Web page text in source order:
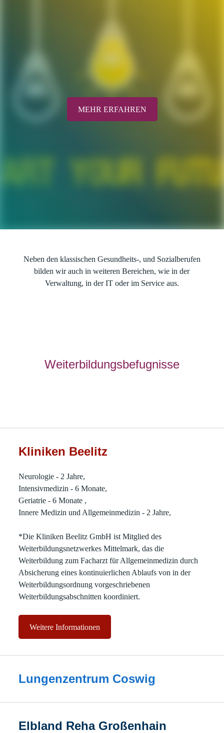
MEHR ERFAHREN
Neben den klassischen Gesundheits-, und Sozialberufen
bilden wir auch in weiteren Bereichen, wie in der
Verwaltung, in der IT oder im Service aus.
Weiterbildungsbefugnisse
Kliniken Beelitz
Neurologie - 2 Jahre,
Intensivmedizin - 6 Monate,
Geriatrie - 6 Monate ,
Innere Medizin und Allgemeinmedizin - 2 Jahre,
*Die Kliniken Beelitz GmbH ist Mitglied des
Weiterbildungsnetzwerkes Mittelmark, das die
Weiterbildung zum Facharzt für Allgemeinmedizin durch
Absicherung eines kontinuierlichen Ablaufs von in der
Weiterbildungsordnung vorgeschriebenen
Weiterbildungsabschnitten koordiniert.
Weitere Informationen
Lungenzentrum Coswig
Elbland Reha Großenhain